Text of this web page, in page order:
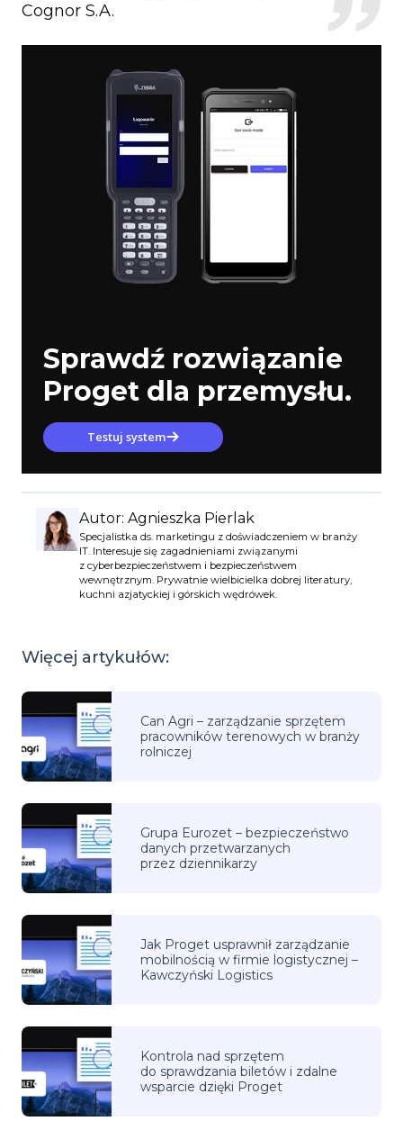
Cognor S.A.
Sprawdź rozwiązanie
Proget dla przemysłu.
Testuj system
Autor: Agnieszka Pierlak
Specjalistka ds. marketingu z doświadczeniem w branży
IT. Interesuje się zagadnieniami związanymi
z cyberbezpieczeństwem i bezpieczeństwem
wewnętrznym. Prywatnie wielbicielka dobrej literatury,
kuchni azjatyckiej i górskich wędrówek.
Więcej artykułów:
Can Agri – zarządzanie sprzętem
pracowników terenowych w branży
rolniczej
Grupa Eurozet – bezpieczeństwo
danych przetwarzanych
przez dziennikarzy
Jak Proget usprawnił zarządzanie
mobilnością w firmie logistycznej –
Kawczyński Logistics
Kontrola nad sprzętem
do sprawdzania biletów i zdalne
wsparcie dzięki Proget